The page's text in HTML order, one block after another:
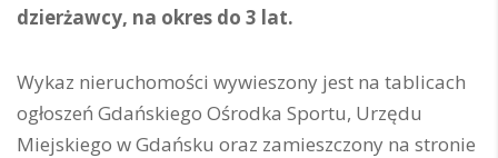
dzierżawcy, na okres do 3 lat.
Wykaz nieruchomości wywieszony jest na tablicach
ogłoszeń Gdańskiego Ośrodka Sportu, Urzędu
Miejskiego w Gdańsku oraz zamieszczony na stronie